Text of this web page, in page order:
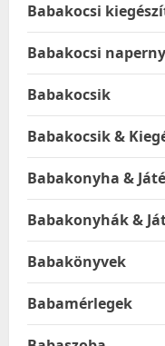
Babakocsi
Babakocsi
Babakocsik
Babakocsik &
Babakonyha &
Babakonyhák &
Babakönyvek
Babamérlegek